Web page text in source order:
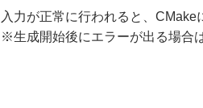
入力が正常に行われると、CMake
※生成開始後にエラーが出る場合